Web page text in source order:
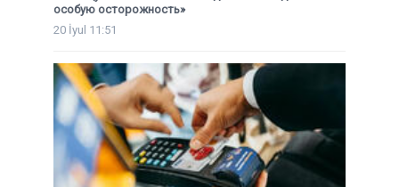
особую осторожность»
20 İyul 11:51